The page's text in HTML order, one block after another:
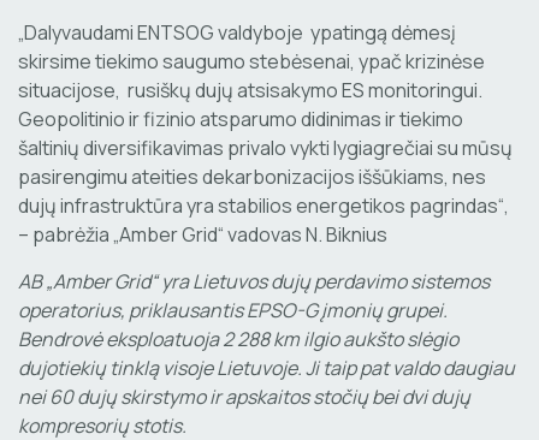
„Dalyvaudami ENTSOG valdyboje ypatingą dėmesį
skirsime tiekimo saugumo stebėsenai, ypač krizinėse
situacijose, rusiškų dujų atsisakymo ES monitoringui.
Geopolitinio ir fizinio atsparumo didinimas ir tiekimo
šaltinių diversifikavimas privalo vykti lygiagrečiai su mūsų
pasirengimu ateities dekarbonizacijos iššūkiams, nes
dujų infrastruktūra yra stabilios energetikos pagrindas“,
– pabrėžia „Amber Grid“ vadovas N. Biknius
AB „Amber Grid“ yra Lietuvos dujų perdavimo sistemos
operatorius, priklausantis EPSO-G įmonių grupei.
Bendrovė eksploatuoja 2 288 km ilgio aukšto slėgio
dujotiekių tinklą visoje Lietuvoje. Ji taip pat valdo daugiau
nei 60 dujų skirstymo ir apskaitos stočių bei dvi dujų
kompresorių stotis.